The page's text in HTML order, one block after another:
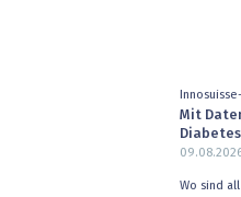
Mit
Diabetes
Wo sind